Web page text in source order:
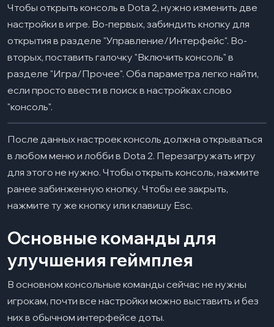
Чтобы открыть консоль в Dota 2, нужно изменить две
настройки в игре. Во-первых, забиндить кнопку для
открытия в разделе "Управление/Интерфейс". Во-
вторых, поставить галочку "Включить консоль" в
разделе "Игра/Прочее". Оба параметра легко найти,
если просто ввести в поиск в настройках слово
"консоль".
После данных настроек консоль должна открываться
в любом меню и лобби в Dota 2. Перезагружать игру
для этого не нужно. Чтобы открыть консоль, нажмите
ранее забинженную кнопку. Чтобы ее закрыть,
нажмите ту же кнопку или клавишу Esc.
Основные команды для
улучшения геймплея
В основном консольные команды сейчас не нужны
игрокам, почти все настройки можно выставить и без
них в обычном интерфейсе доты.